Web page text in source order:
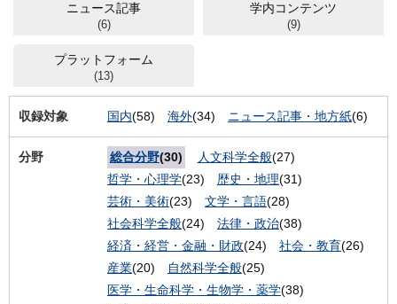
ニュース記事
(6)
学内コンテンツ
(9)
プラットフォーム
(13)
収録対象 国内(58) 海外(34) ニュース記事・地方紙(6)
分野 総合分野(30) 人文科学全般(27)
哲学・心理学(23) 歴史・地理(31)
芸術・美術(23) 文学・言語(28)
社会科学全般(24) 法律・政治(38)
経済・経営・金融・財政(24) 社会・教育(26)
産業(20) 自然科学全般(25)
医学・生命科学・生物学・薬学(38)